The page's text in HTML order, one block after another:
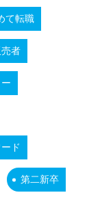
て転職
者
ド
第二新卒